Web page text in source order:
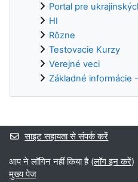
Portal pre
HI
Rôzne
Testovacie Kurzy
Verejné veci
Základné informácie
अनुपूरक ब्लॉक
साइट सहायता से संपर्क करें
आप ने लॉगिन नहीं किया है (लॉग इन करें)
मुख्य पेज